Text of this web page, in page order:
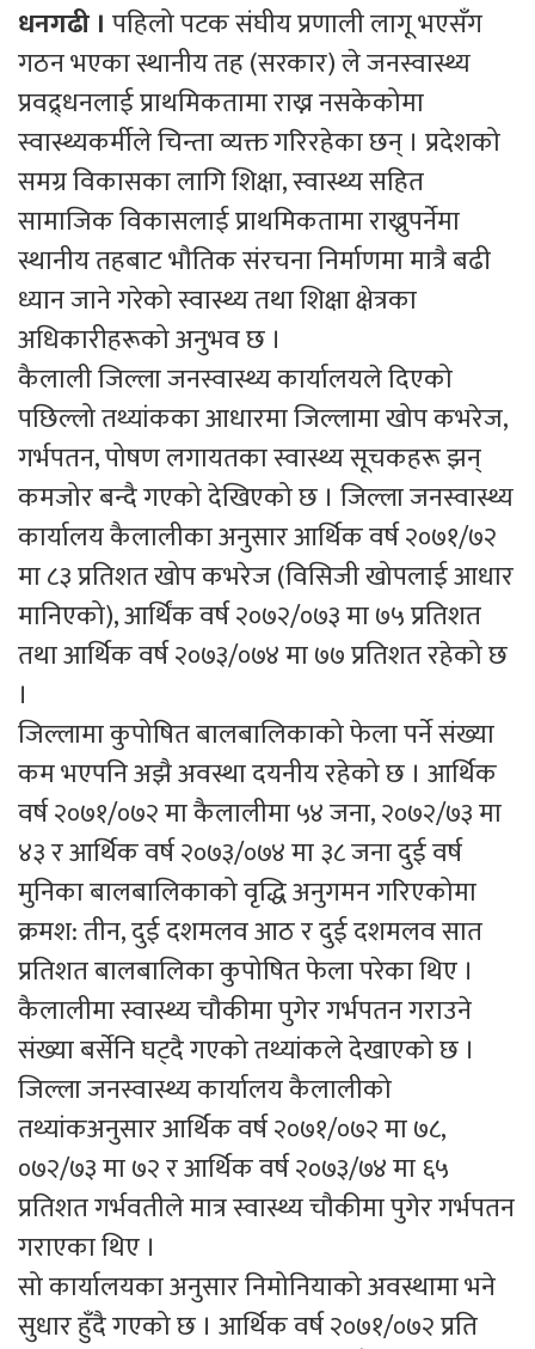
धनगढी । पहिलो पटक संघीय प्रणाली लागू भएसँग
गठन भएका स्थानीय तह (सरकार) ले जनस्वास्थ्य
प्रवद्र्धनलाई प्राथमिकतामा राख्न नसकेकोमा
स्वास्थ्यकर्मीले चिन्ता व्यक्त गरिरहेका छन् । प्रदेशको
समग्र विकासका लागि शिक्षा, स्वास्थ्य सहित
सामाजिक विकासलाई प्राथमिकतामा राख्नुपर्नेमा
स्थानीय तहबाट भौतिक संरचना निर्माणमा मात्रै बढी
ध्यान जाने गरेको स्वास्थ्य तथा शिक्षा क्षेत्रका
अधिकारीहरूको अनुभव छ ।
कैलाली जिल्ला जनस्वास्थ्य कार्यालयले दिएको
पछिल्लो तथ्यांकका आधारमा जिल्लामा खोप कभरेज,
गर्भपतन, पोषण लगायतका स्वास्थ्य सूचकहरू झन्
कमजोर बन्दै गएको देखिएको छ । जिल्ला जनस्वास्थ्य
कार्यालय कैलालीका अनुसार आर्थिक वर्ष २०७१/७२
मा ८३ प्रतिशत खोप कभरेज (विसिजी खोपलाई आधार
मानिएको), आर्थिंक वर्ष २०७२/०७३ मा ७५ प्रतिशत
तथा आर्थिक वर्ष २०७३/०७४ मा ७७ प्रतिशत रहेको छ
।
जिल्लामा कुपोषित बालबालिकाको फेला पर्ने संख्या
कम भएपनि अझै अवस्था दयनीय रहेको छ । आर्थिक
वर्ष २०७१/०७२ मा कैलालीमा ५४ जना, २०७२/७३ मा
४३ र आर्थिक वर्ष २०७३/०७४ मा ३८ जना दुई वर्ष
मुनिका बालबालिकाको वृद्धि अनुगमन गरिएकोमा
क्रमश: तीन, दुई दशमलव आठ र दुई दशमलव सात
प्रतिशत बालबालिका कुपोषित फेला परेका थिए ।
कैलालीमा स्वास्थ्य चौकीमा पुगेर गर्भपतन गराउने
संख्या बर्सेनि घट्दै गएको तथ्यांकले देखाएको छ ।
जिल्ला जनस्वास्थ्य कार्यालय कैलालीको
तथ्यांकअनुसार आर्थिक वर्ष २०७१/०७२ मा ७८,
०७२/७३ मा ७२ र आर्थिक वर्ष २०७३/७४ मा ६५
प्रतिशत गर्भवतीले मात्र स्वास्थ्य चौकीमा पुगेर गर्भपतन
गराएका थिए ।
सो कार्यालयका अनुसार निमोनियाको अवस्थामा भने
सुधार हुँदै गएको छ । आर्थिक वर्ष २०७१/०७२ प्रति